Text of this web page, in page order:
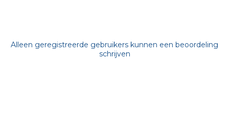
Alleen geregistreerde gebruikers kunnen een beoordeling
schrijven